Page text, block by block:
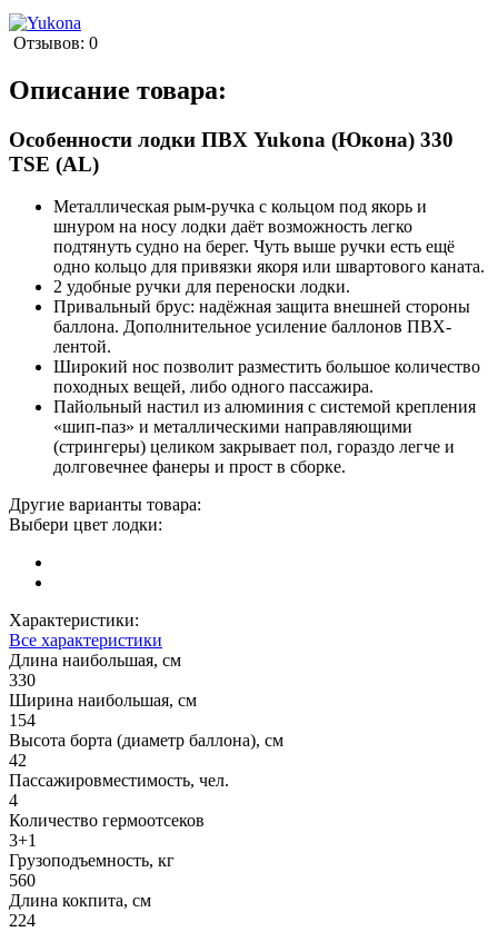
Отзывов: 0
Описание товара:
Особенности лодки ПВХ Yukona (Юкона) 330
TSE (AL)
Металлическая рым-ручка с кольцом под якорь и
шнуром на носу лодки даёт возможность легко
подтянуть судно на берег. Чуть выше ручки есть ещё
одно кольцо для привязки якоря или швартового каната.
2 удобные ручки для переноски лодки.
Привальный брус: надёжная защита внешней стороны
баллона. Дополнительное усиление баллонов ПВХ-
лентой.
Широкий нос позволит разместить большое количество
походных вещей, либо одного пассажира.
Пайольный настил из алюминия с системой крепления
«шип-паз» и металлическими направляющими
(стрингеры) целиком закрывает пол, гораздо легче и
долговечнее фанеры и прост в сборке.
Другие варианты товара:
Выбери цвет лодки:
Характеристики:
Все характеристики
Длина наибольшая, см
330
Ширина наибольшая, см
154
Высота борта (диаметр баллона), см
42
Пассажировместимость, чел.
4
Количество гермоотсеков
3+1
Грузоподъемность, кг
560
Длина кокпита, см
224